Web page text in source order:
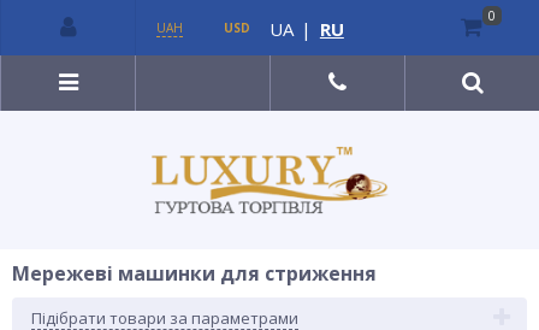
Мережеві машинки для стриження
Підібрати товари за параметрами
UAH USD UA | RU
0